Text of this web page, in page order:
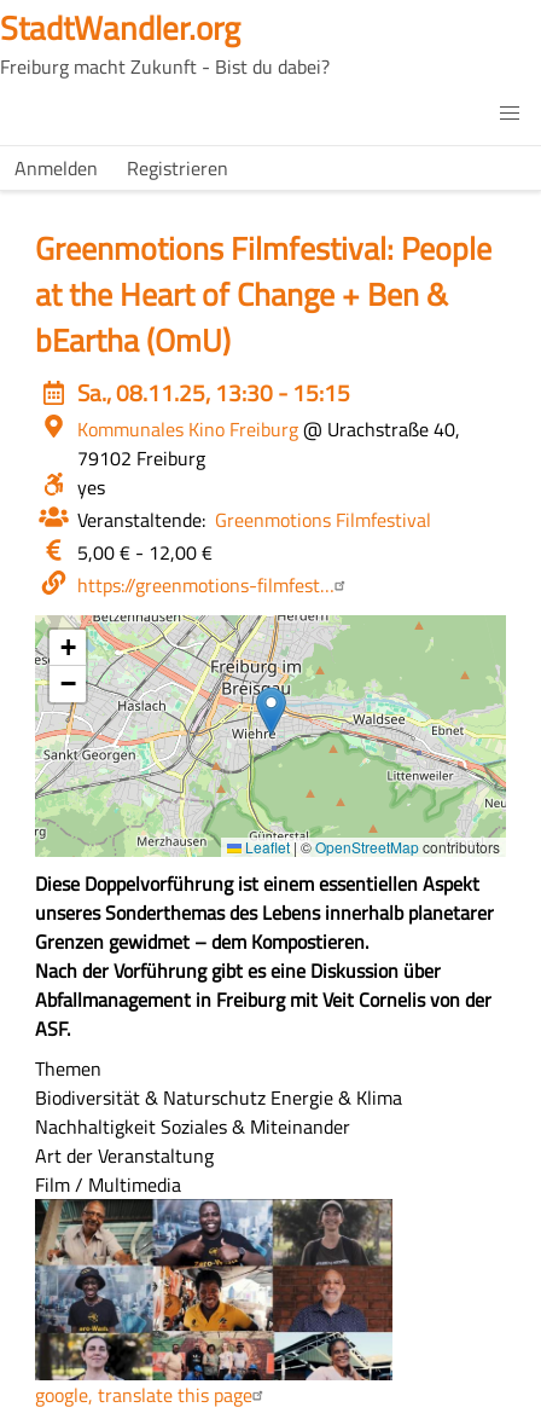
Direkt
zum
Inhalt
StadtWandler.org
Freiburg macht Zukunft - Bist du dabei?
Main
H4C
USER
Anmelden Registrieren
Greenmotions Filmfestival: People
at the Heart of Change + Ben &
bEartha (OmU)
Event
date
Sa., 08.11.25, 13:30 - 15:15
Ort
Kommunales Kino Freiburg@ Urachstraße 40,
79102 Freiburg
Barrierefrei?
yes
Veranstaltende Greenmotions Filmfestival
Eintritt
/
Kosten
5,00 € - 12,00 €
Webseite
https://greenmotions-filmfest…
+
−
Leaflet |©OpenStreetMapcontributors
Z
u
s
a
m
m
e
n
f
a
s
s
u
n
g
Diese Doppelvorführung ist einem essentiellen Aspekt
unseres Sonderthemas des Lebens innerhalb planetarer
Grenzen gewidmet – dem Kompostieren.
Nach der Vorführung gibt es eine Diskussion über
Abfallmanagement in Freiburg mit Veit Cornelis von der
ASF.
Themen
Biodiversität & Naturschutz Energie & Klima
NachhaltigkeitSoziales & Miteinander
Art der Veranstaltung
Film / Multimedia
google, translate this page